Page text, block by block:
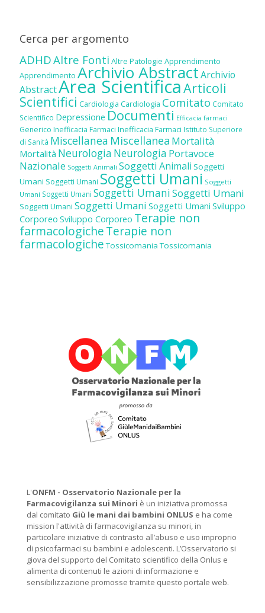
Cerca per argomento
ADHDAltre Fonti Altre Patologie Apprendimento
Apprendimento Archivio AbstractArchivio
AbstractArea ScientificaArticoli
Scientifici Cardiologia Cardiologia Comitato Comitato
Scientifico Depressione Documenti Efficacia farmaci
Generico Inefficacia Farmaci Inefficacia Farmaci Istituto Superiore
di Sanità Miscellanea Miscellanea Mortalità
Mortalità Neurologia Neurologia Portavoce
Nazionale Soggetti Animali Soggetti Animali Soggetti
Umani Soggetti Umani Soggetti Umani Soggetti
Umani Soggetti Umani Soggetti UmaniSoggetti Umani
Soggetti Umani Soggetti Umani Soggetti Umani Sviluppo
Corporeo Sviluppo Corporeo Terapie non
farmacologicheTerapie non
farmacologiche Tossicomania Tossicomania
L'ONFM - Osservatorio Nazionale per la
Farmacovigilanza sui Minori è un iniziativa promossa
dal comitato Giù le mani dai bambini ONLUS e ha come
mission l'attività di farmacovigilanza su minori, in
particolare iniziative di contrasto all’abuso e uso improprio
di psicofarmaci su bambini e adolescenti. L’Osservatorio si
giova del supporto del Comitato scientifico della Onlus e
alimenta di contenuti le azioni di informazione e
sensibilizzazione promosse tramite questo portale web.